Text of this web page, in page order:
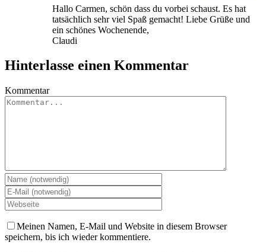
Hallo Carmen, schön dass du vorbei schaust. Es hat
tatsächlich sehr viel Spaß gemacht! Liebe Grüße und
ein schönes Wochenende,
Claudi
Hinterlasse einen Kommentar
Kommentar
Meinen Namen, E-Mail und Website in diesem Browser
speichern, bis ich wieder kommentiere.